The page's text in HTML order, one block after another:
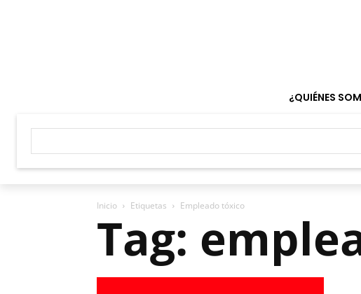
¿QUIÉNES
Inicio Etiquetas Empleado tóxico
Tag: